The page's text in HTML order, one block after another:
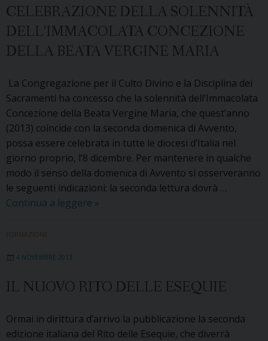
CELEBRAZIONE DELLA SOLENNITÀ
DELL’IMMACOLATA CONCEZIONE
DELLA BEATA VERGINE MARIA
La Congregazione per il Culto Divino e la Disciplina dei
Sacramenti ha concesso che la solennità dell’Immacolata
Concezione della Beata Vergine Maria, che quest’anno
(2013) coincide con la seconda domenica di Avvento,
possa essere celebrata in tutte le diocesi d’Italia nel
giorno proprio, l’8 dicembre. Per mantenere in qualche
modo il senso della domenica di Avvento si osserveranno
le seguenti indicazioni: la seconda lettura dovrà …
Continua a leggere CELEBRAZIONE
BEATA
MARIA
»
FORMAZIONE
4 NOVEMBRE 2013
IL NUOVO RITO DELLE ESEQUIE
Ormai in dirittura d’arrivo la pubblicazione la seconda
edizione italiana del Rito delle Esequie, che diverrà